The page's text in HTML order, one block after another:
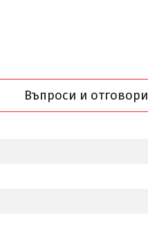
Въпроси и отговори